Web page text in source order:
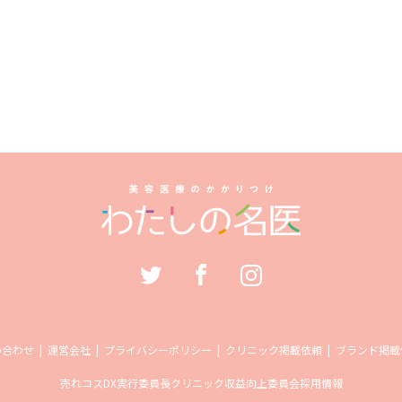
わせ 運営会社 プライバシーポリシー クリニック掲載依頼 ブランド掲
売れコスDX実行委員長クリニック収益向上委員会採用情報